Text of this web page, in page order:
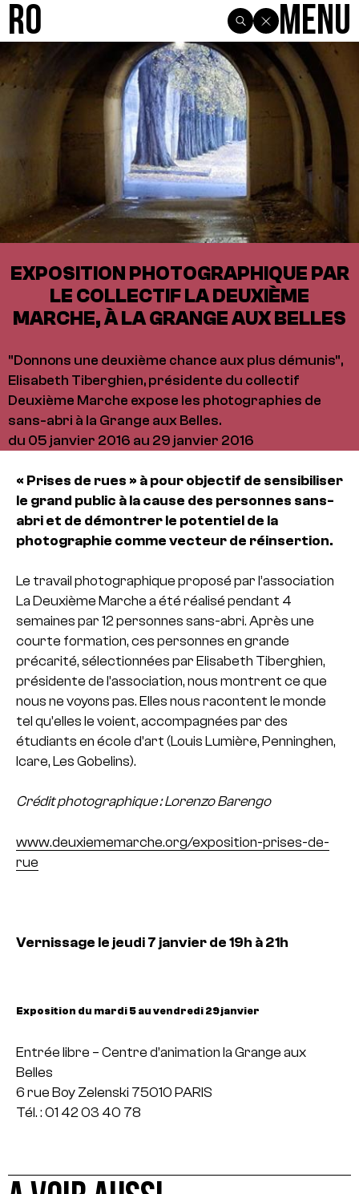
R0 Menu
EXPOSITION PHOTOGRAPHIQUE PAR
LE COLLECTIF LA DEUXIÈME
MARCHE, À LA GRANGE AUX BELLES
"Donnons une deuxième chance aux plus démunis",
Elisabeth Tiberghien, présidente du collectif
Deuxième Marche expose les photographies de
sans-abri à la Grange aux Belles.
du 05 janvier 2016 au 29 janvier 2016
« Prises de rues » à pour objectif de sensibiliser
le grand public à la cause des personnes sans-
abri et de démontrer le potentiel de la
photographie comme vecteur de réinsertion.
Le travail photographique proposé par l’association
La Deuxième Marche a été réalisé pendant 4
semaines par 12 personnes sans-abri. Après une
courte formation, ces personnes en grande
précarité, sélectionnées par Elisabeth Tiberghien,
présidente de l’association, nous montrent ce que
nous ne voyons pas. Elles nous racontent le monde
tel qu’elles le voient, accompagnées par des
étudiants en école d’art (Louis Lumière, Penninghen,
Icare, Les Gobelins).
Crédit photographique : Lorenzo Barengo
www.deuxiememarche.org/exposition-prises-de-
rue
Vernissage le jeudi 7 janvier de 19h à 21h
Exposition du mardi 5 au vendredi 29 janvier
Entrée libre – Centre d’animation la Grange aux
Belles
6 rue Boy Zelenski 75010 PARIS
Tél. : 01 42 03 40 78